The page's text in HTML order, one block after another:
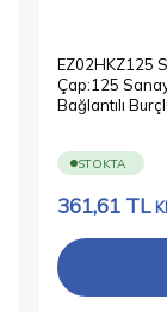
EZ02HKZ125
Çap:125
Bağlantılı
STOKTA
361,61TL